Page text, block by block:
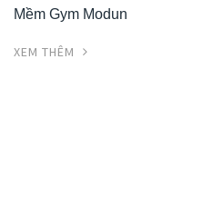
Mềm Gym Modun
XEM THÊM